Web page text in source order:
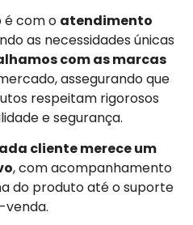
é com o atendimento
as necessidades únicas
com as marcas
assegurando que
respeitam rigorosos
e segurança.
cliente merece um
, com acompanhamento
do produto até o suporte
venda.